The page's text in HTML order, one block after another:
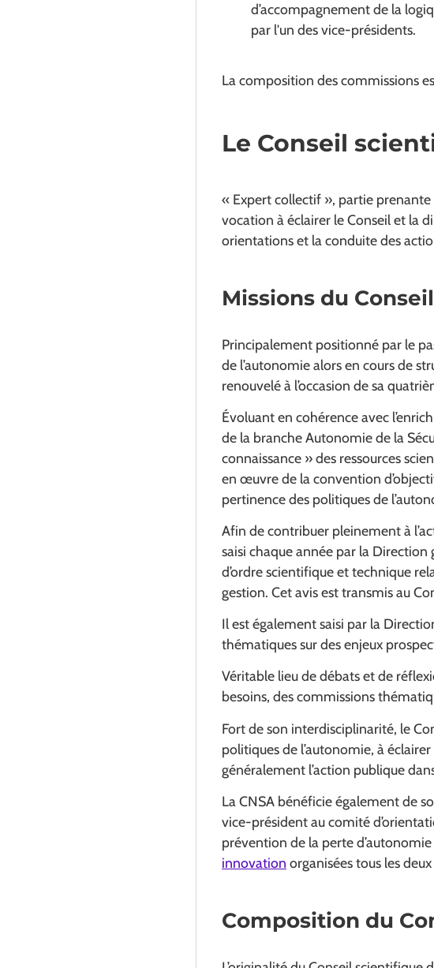
d’accompagnement de la
par l'un des vice-présidents.
La composition des commissions
Le Conseil
« Expert collectif », partie prenante
vocation à éclairer le Conseil et la
orientations et la conduite des
Missions du
Principalement positionné par le
de l’autonomie alors en cours de
renouvelé à l’occasion de sa
Évoluant en cohérence avec
de la branche Autonomie de la
connaissance » des ressources
en œuvre de la convention
pertinence des politiques de
Afin de contribuer pleinement à
saisi chaque année par la Direction
d’ordre scientifique et technique
gestion. Cet avis est transmis au
Il est également saisi par la
thématiques sur des enjeux
Véritable lieu de débats et de
besoins, des commissions
Fort de son interdisciplinarité, le
politiques de l’autonomie, à
généralement l’action publique
La CNSA bénéficie également de
vice-président au comité
prévention de la perte
innovation organisées tous les
Composition du